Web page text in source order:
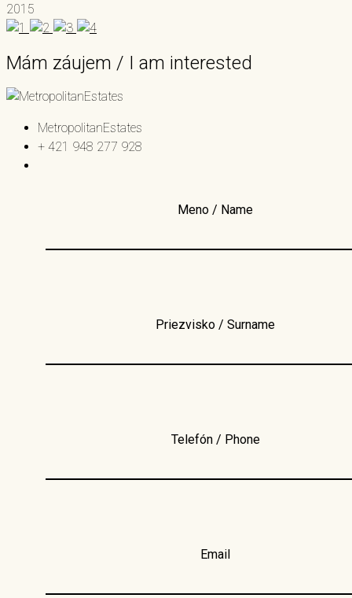
2015
Mám záujem / I am interested
MetropolitanEstates
+ 421 948 277 928
Meno / Name
Priezvisko / Surname
Telefón / Phone
Email